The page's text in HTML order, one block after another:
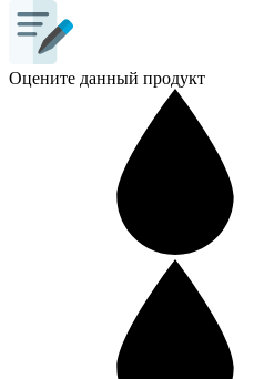
Оцените данный продукт